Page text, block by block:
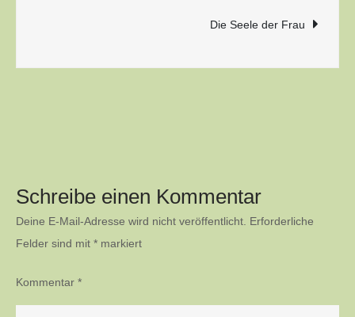
Die Seele der Frau
Schreibe einen Kommentar
Deine E-Mail-Adresse wird nicht veröffentlicht. Erforderliche
Felder sind mit * markiert
Kommentar *